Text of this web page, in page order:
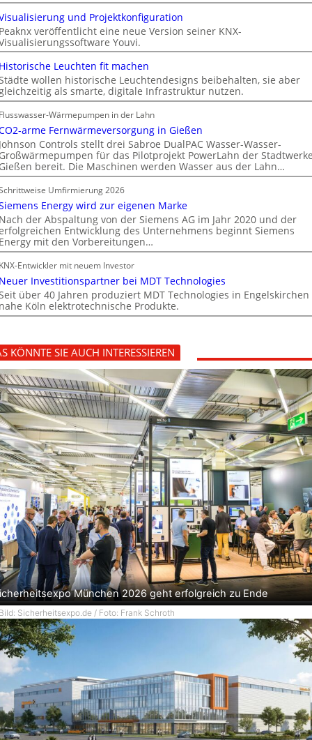
und Projektkonfiguration
veröffentlicht eine neue Version seiner KNX-
Youvi.
Leuchten fit machen
wollen historische Leuchtendesigns beibehalten, sie aber
als smarte, digitale Infrastruktur nutzen.
Wärmepumpen in der Lahn
arme Fernwärmeversorgung in Gießen
Controls stellt drei Sabroe DualPAC Wasser-Wasser-
für das Pilotprojekt PowerLahn der
bereit. Die Maschinen werden Wasser aus der Lahn…
Umfirmierung 2026
Energy wird zur eigenen Marke
der Abspaltung von der Siemens AG im Jahr 2020 und der
Entwicklung des Unternehmens beginnt Siemens
mit den Vorbereitungen…
Entwickler mit neuem Investor
Investitionspartner bei MDT Technologies
über 40 Jahren produziert MDT Technologies in Engelskirchen
Köln elektrotechnische Produkte.
KÖNNTE SIE AUCH INTERESSIEREN
München 2026 geht erfolgreich zu Ende
Sicherheitsexpo.de / Foto: Frank Schroth